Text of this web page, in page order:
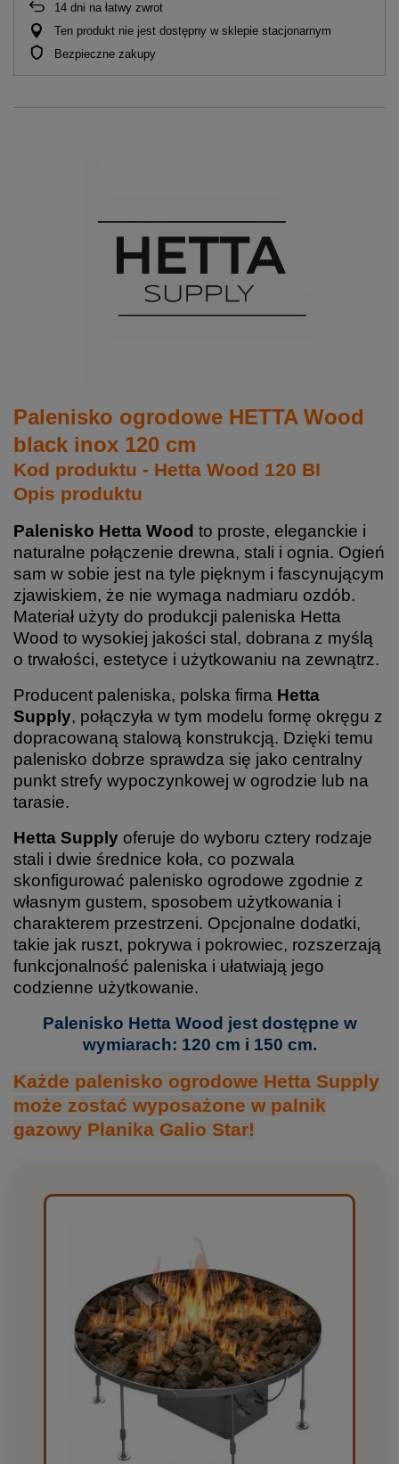
14 dni na łatwy zwrot
Ten produkt nie jest dostępny w sklepie stacjonarnym
Bezpieczne zakupy
Palenisko ogrodowe HETTA Wood
black inox 120 cm
Kod produktu - Hetta Wood 120 BI
Opis produktu
Palenisko Hetta Wood to proste, eleganckie i
naturalne połączenie drewna, stali i ognia. Ogień
sam w sobie jest na tyle pięknym i fascynującym
zjawiskiem, że nie wymaga nadmiaru ozdób.
Materiał użyty do produkcji paleniska Hetta
Wood to wysokiej jakości stal, dobrana z myślą
o trwałości, estetyce i użytkowaniu na zewnątrz.
Producent paleniska, polska firma Hetta
Supply, połączyła w tym modelu formę okręgu z
dopracowaną stalową konstrukcją. Dzięki temu
palenisko dobrze sprawdza się jako centralny
punkt strefy wypoczynkowej w ogrodzie lub na
tarasie.
Hetta Supply oferuje do wyboru cztery rodzaje
stali i dwie średnice koła, co pozwala
skonfigurować palenisko ogrodowe zgodnie z
własnym gustem, sposobem użytkowania i
charakterem przestrzeni. Opcjonalne dodatki,
takie jak ruszt, pokrywa i pokrowiec, rozszerzają
funkcjonalność paleniska i ułatwiają jego
codzienne użytkowanie.
Palenisko Hetta Wood jest dostępne w
wymiarach: 120 cm i 150 cm.
Każde palenisko ogrodowe Hetta Supply
może zostać wyposażone w palnik
gazowy Planika Galio Star!